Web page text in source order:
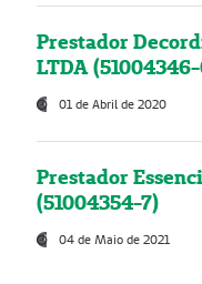
Prestador
LTDA
01 de Abril de 2020
Prestador
(51004354-7)
04 de Maio de 2021